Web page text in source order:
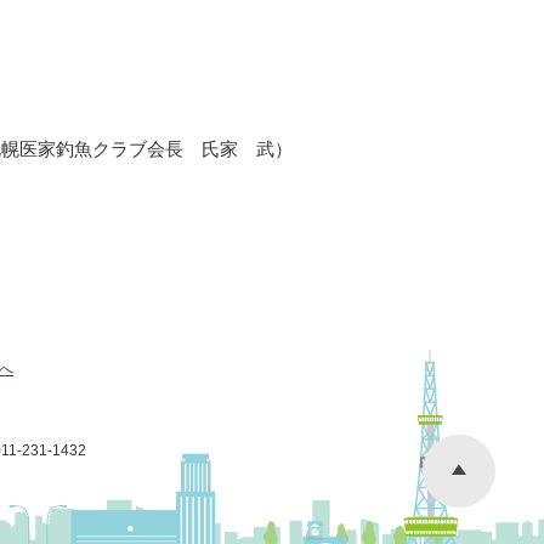
幌医家釣魚クラブ会長 氏家 武）
231-1432